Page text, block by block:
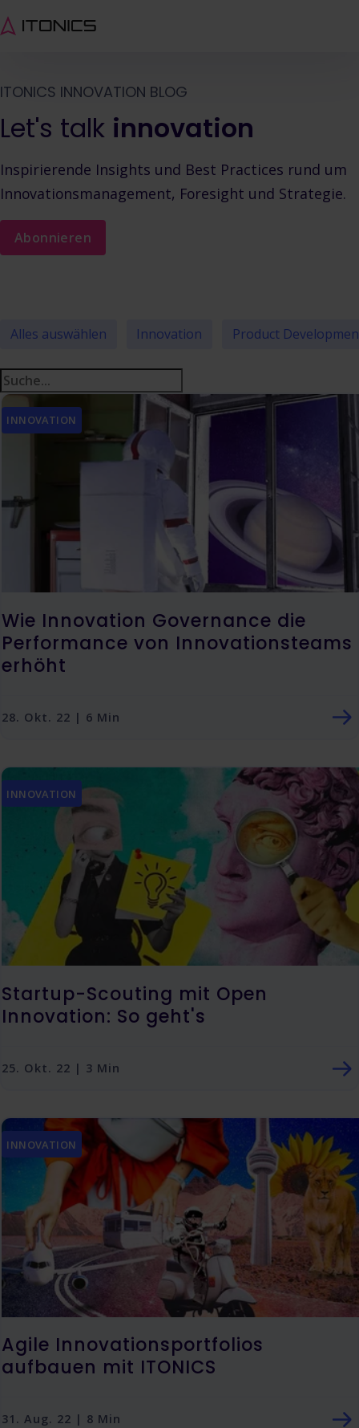
ITONICS INNOVATION BLOG
Let's talk innovation
Inspirierende Insights und Best Practices rund um
Innovationsmanagement, Foresight und Strategie.
Abonnieren
Alles auswählen Innovation Product
INNOVATION
Wie Innovation Governance die
Performance von Innovationsteams
erhöht
28. Okt. 22 | 6 Min
INNOVATION
Startup-Scouting mit Open
Innovation: So geht's
25. Okt. 22 | 3 Min
INNOVATION
Agile Innovationsportfolios
aufbauen mit ITONICS
31. Aug. 22 | 8 Min